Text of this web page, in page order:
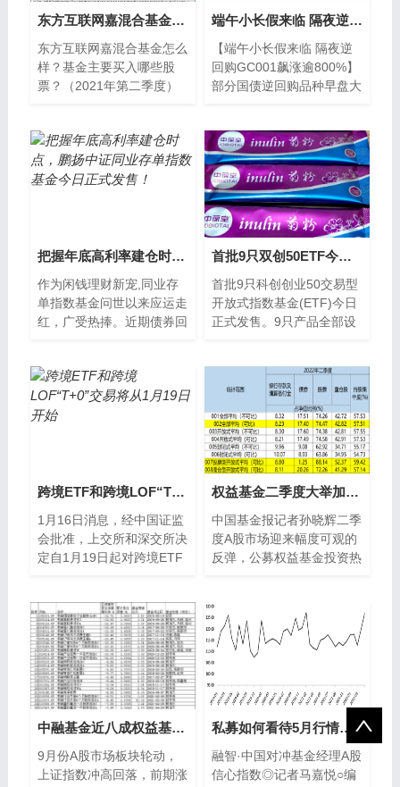
东方互联网嘉混合基金怎么样？基金主要买入哪些股票？（2021年第二季度）
东方互联网嘉混合基金怎么
样？基金主要买入哪些股
票？（2021年第二季度）
第二季度重大买入详
端午小长假来临 隔夜逆回购GC001飙涨逾800%
【端午小长假来临 隔夜逆
回购GC001飙涨逾800%】
部分国债逆回购品种早盘大
3
把握年底高利率建仓时点，鹏扬中证同业存单指数基金今日正式发售！
作为闲钱理财新宠,同业存
单指数基金问世以来应运走
红，广受热捧。近期债券回
在业内以固...
首批9只双创50ETF今起发售 南方基金双创ETF一日售罄
首批9只科创创业50交易型
开放式指数基金(ETF)今日
正式发售。9只产品全部设
达、富国、华宝
跨境ETF和跨境LOF“T+0”交易将从1月19日开始
1月16日消息，经中国证监
会批准，上交所和深交所决
定自1月19日起对跨境ETF
上交
权益基金二季度大举加仓，超六成基金股票仓位超90%
中国基金报记者孙晓辉二季
度A股市场迎来幅度可观的
反弹，公募权益基金投资热
基金平均股...
中融基金近八成权益基金9月份亏损 12只基金跌超10%
9月份A股市场板块轮动，
上证指数冲高回落，前期涨
私募如何看待5月行情？私募信心指数创近一年新高
融智·中国对冲基金经理A股
信心指数◎记者马嘉悦○编